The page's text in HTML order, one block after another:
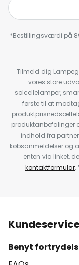
*Bestillingsværdi på
Tilmeld dig
vores store
solcellelamper,
første til at
produktanbefalinger
indhold fra
købsanmeldelser og
enten via linket,
kontaktformular.
Benyt